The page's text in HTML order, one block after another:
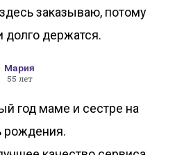
заказываю, потому
долго держатся.
Мария
55 лет
год маме и сестре на
рождения.